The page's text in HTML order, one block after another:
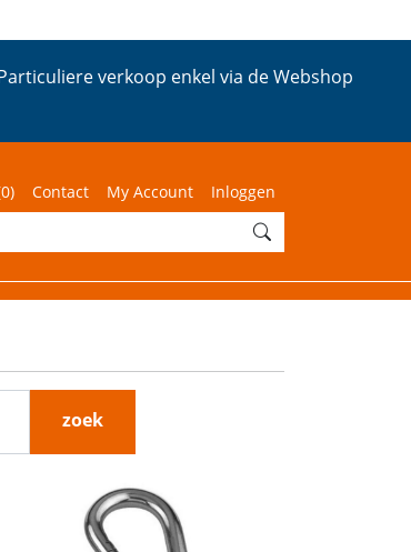
verkoop enkel via de Webshop
0) Contact My Account Inloggen
zoek